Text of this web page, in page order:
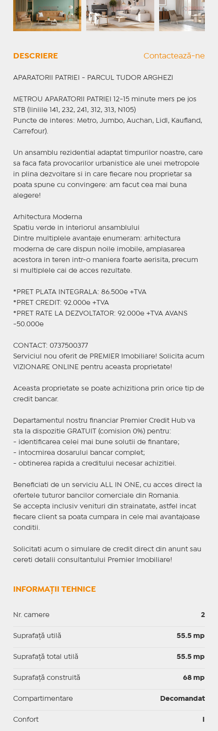
DESCRIERE Contactează-ne
APARATORII PATRIEI - PARCUL TUDOR ARGHEZI
METROU APARATORII PATRIEI 12-15 minute mers pe jos
STB (liniile 141, 232, 241, 312, 313, N105)
Puncte de interes: Metro, Jumbo, Auchan, Lidl, Kaufland,
Carrefour).
Un ansamblu rezidential adaptat timpurilor noastre, care
sa faca fata provocarilor urbanistice ale unei metropole
in plina dezvoltare si in care fiecare nou proprietar sa
poata spune cu convingere: am facut cea mai buna
alegere!
Arhitectura Moderna
Spatiu verde in interiorul ansamblului
Dintre multiplele avantaje enumeram: arhitectura
moderna de care dispun noile imobile, amplasarea
acestora in teren intr-o maniera foarte aerisita, precum
si multiplele cai de acces rezultate.
*PRET PLATA INTEGRALA: 86.500e +TVA
*PRET CREDIT: 92.000e +TVA
*PRET RATE LA DEZVOLTATOR: 92.000e +TVA AVANS
-50.000e
CONTACT: 0737500377
Serviciul nou oferit de PREMIER Imobiliare! Solicita acum
VIZIONARE ONLINE pentru aceasta proprietate!
Aceasta proprietate se poate achizitiona prin orice tip de
credit bancar.
Departamentul nostru financiar Premier Credit Hub va
sta la dispozitie GRATUIT (comision 0%) pentru:
- identificarea celei mai bune solutii de finantare;
- intocmirea dosarului bancar complet;
- obtinerea rapida a creditului necesar achizitiei.
Beneficiati de un serviciu ALL IN ONE, cu acces direct la
ofertele tuturor bancilor comerciale din Romania.
Se accepta inclusiv venituri din strainatate, astfel incat
fiecare client sa poata cumpara in cele mai avantajoase
conditii.
Solicitati acum o simulare de credit direct din anunt sau
cereti detalii consultantului Premier Imobiliare!
INFORMAȚII TEHNICE
Nr. camere 2
Suprafaţă utilă 55.5 mp
Suprafaţă total utilă 55.5 mp
Suprafaţă construită 68 mp
Compartimentare Decomandat
Confort